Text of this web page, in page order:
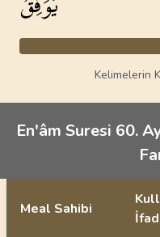
Kelimelerin
En'âm Suresi 60.
Meal Sahibi